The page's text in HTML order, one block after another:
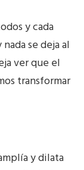
y cada
se deja al
ver que el
transformar
y dilata